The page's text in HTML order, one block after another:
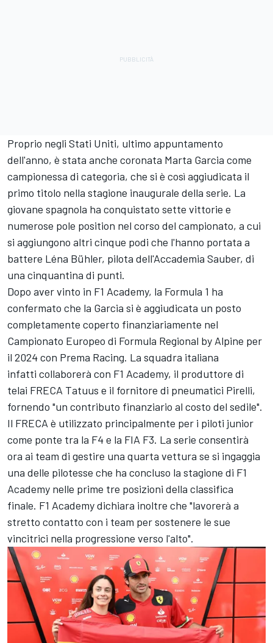
Proprio negli Stati Uniti, ultimo appuntamento
dell'anno, è stata anche coronata Marta Garcia come
campionessa di categoria, che si è così aggiudicata il
primo titolo nella stagione inaugurale della serie. La
giovane spagnola ha conquistato sette vittorie e
numerose pole position nel corso del campionato, a cui
si aggiungono altri cinque podi che l'hanno portata a
battere Léna Bühler, pilota dell'Accademia Sauber, di
una cinquantina di punti.
Dopo aver vinto in F1 Academy, la Formula 1 ha
confermato che la Garcia si è aggiudicata un posto
completamente coperto finanziariamente nel
Campionato Europeo di Formula Regional by Alpine per
il 2024 con Prema Racing. La squadra italiana
infatti collaborerà con F1 Academy, il produttore di
telai FRECA Tatuus e il fornitore di pneumatici Pirelli,
fornendo "un contributo finanziario al costo del sedile".
Il FRECA è utilizzato principalmente per i piloti junior
come ponte tra la F4 e la FIA F3. La serie consentirà
ora ai team di gestire una quarta vettura se si ingaggia
una delle pilotesse che ha concluso la stagione di F1
Academy nelle prime tre posizioni della classifica
finale. F1 Academy dichiara inoltre che "lavorerà a
stretto contatto con i team per sostenere le sue
vincitrici nella progressione verso l'alto".